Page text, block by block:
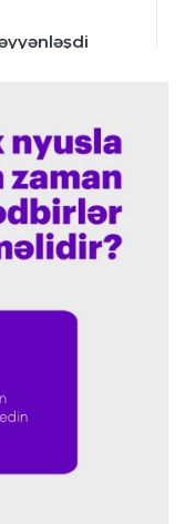
danışdı
"Formula-
açıqladı